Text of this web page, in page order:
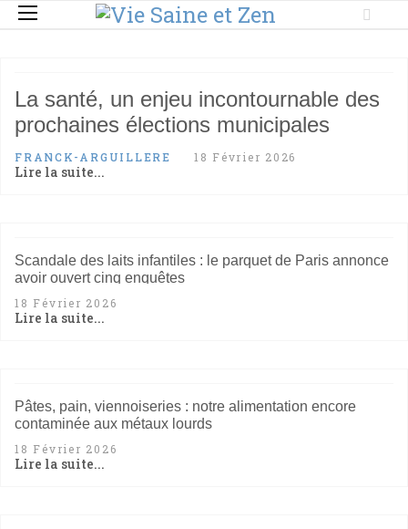
La santé, un enjeu incontournable des
prochaines élections municipales
FRANCK-ARGUILLERE 18 Février 2026
Lire la suite...
Scandale des laits infantiles : le parquet de Paris annonce
avoir ouvert cinq enquêtes
18 Février 2026
Lire la suite...
Pâtes, pain, viennoiseries : notre alimentation encore
contaminée aux métaux lourds
18 Février 2026
Lire la suite...